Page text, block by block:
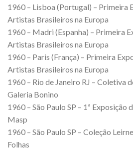
1960 – Lisboa (Portugal) – Primeira
Artistas Brasileiros na Europa
1960 – Madri (Espanha) – Primeira
Artistas Brasileiros na Europa
1960 – Paris (França) – Primeira
Artistas Brasileiros na Europa
1960 – Rio de Janeiro RJ – Coletiva
Galeria Bonino
1960 – São Paulo SP – 1ª Exposição
Masp
1960 – São Paulo SP – Coleção
Folhas